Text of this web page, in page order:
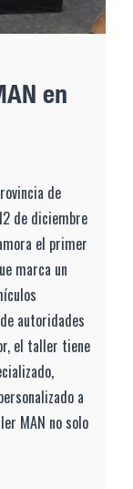
en
de
de diciembre
el primer
marca un
autoridades
el taller tiene
a
MAN no solo